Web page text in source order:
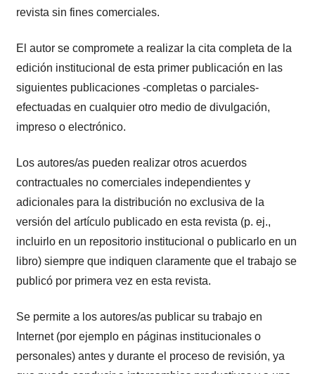
revista sin fines comerciales.
El autor se compromete a realizar la cita completa de la
edición institucional de esta primer publicación en las
siguientes publicaciones -completas o parciales-
efectuadas en cualquier otro medio de divulgación,
impreso o electrónico.
Los autores/as pueden realizar otros acuerdos
contractuales no comerciales independientes y
adicionales para la distribución no exclusiva de la
versión del artículo publicado en esta revista (p. ej.,
incluirlo en un repositorio institucional o publicarlo en un
libro) siempre que indiquen claramente que el trabajo se
publicó por primera vez en esta revista.
Se permite a los autores/as publicar su trabajo en
Internet (por ejemplo en páginas institucionales o
personales) antes y durante el proceso de revisión, ya